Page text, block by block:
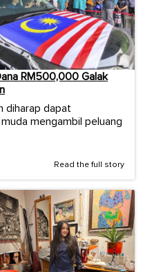
RM500,000 Galak
diharap dapat
mengambil peluang
Read the full story